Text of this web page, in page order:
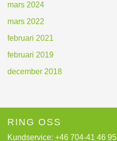
mars 2024
mars 2022
februari 2021
februari 2019
december 2018
RING OSS
Kundservice: +46 704-41 46 95